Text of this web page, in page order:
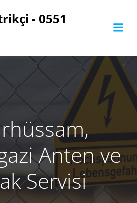
geç
- 0551
Anten ve
Servisi